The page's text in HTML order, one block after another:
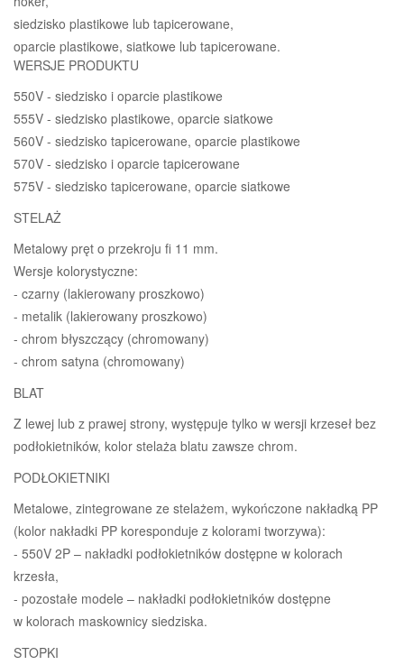
siedzisko plastikowe lub tapicerowane,
oparcie plastikowe, siatkowe lub tapicerowane.
WERSJE PRODUKTU
550V - siedzisko i oparcie plastikowe
555V - siedzisko plastikowe, oparcie siatkowe
560V - siedzisko tapicerowane, oparcie plastikowe
570V - siedzisko i oparcie tapicerowane
575V - siedzisko tapicerowane, oparcie siatkowe
STELAŻ
Metalowy pręt o przekroju fi 11 mm.
Wersje kolorystyczne:
- czarny (lakierowany proszkowo)
- metalik (lakierowany proszkowo)
- chrom błyszczący (chromowany)
- chrom satyna (chromowany)
BLAT
Z lewej lub z prawej strony, występuje tylko w wersji krzeseł bez
podłokietników, kolor stelaża blatu zawsze chrom.
PODŁOKIETNIKI
Metalowe, zintegrowane ze stelażem, wykończone nakładką PP
(kolor nakładki PP koresponduje z kolorami tworzywa):
- 550V 2P – nakładki podłokietników dostępne w kolorach
krzesła,
- pozostałe modele – nakładki podłokietników dostępne
w kolorach maskownicy siedziska.
STOPKI